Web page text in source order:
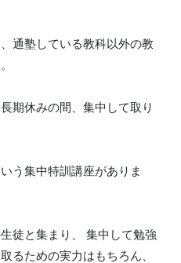
通塾している教科以外の教
期休みの間、集中して取り
う集中特訓講座がありま
徒と集まり、 集中して勉強
るための実力はもちろん、